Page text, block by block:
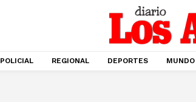
POLICIAL REGIONAL DEPORTES MUNDO